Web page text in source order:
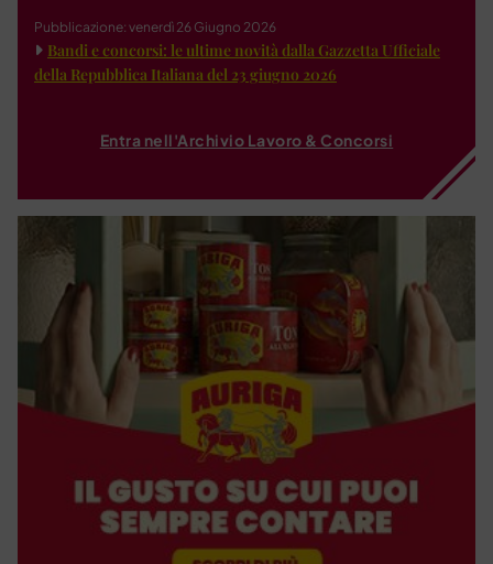
Pubblicazione: venerdì 26 Giugno 2026
Bandi e concorsi: le ultime novità dalla Gazzetta Ufficiale
della Repubblica Italiana del 23 giugno 2026
Entra nell'Archivio Lavoro & Concorsi